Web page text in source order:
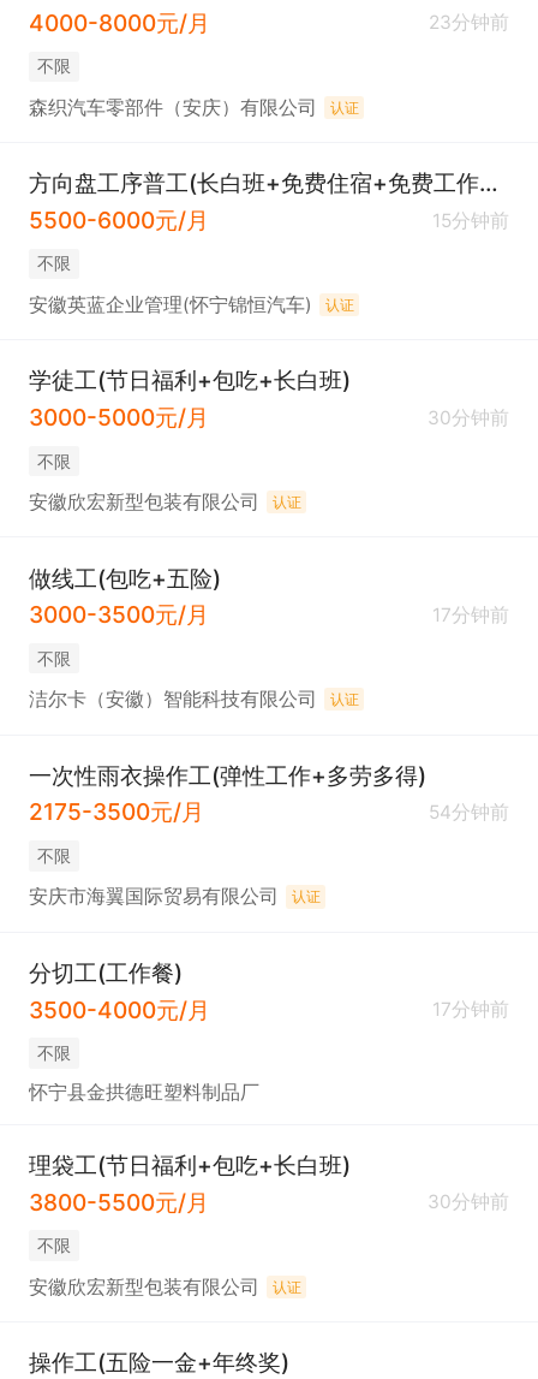
4000-8000元/月
23分钟前
不限
森织汽车零部件（安庆）有限公司 认证
方向盘工序普工(长白班+免费住宿+免费工作餐)
5500-6000元/月
15分钟前
不限
安徽英蓝企业管理(怀宁锦恒汽车) 认证
学徒工(节日福利+包吃+长白班)
3000-5000元/月
30分钟前
不限
安徽欣宏新型包装有限公司 认证
做线工(包吃+五险)
3000-3500元/月
17分钟前
不限
洁尔卡（安徽）智能科技有限公司 认证
一次性雨衣操作工(弹性工作+多劳多得)
2175-3500元/月
54分钟前
不限
安庆市海翼国际贸易有限公司 认证
分切工(工作餐)
3500-4000元/月
17分钟前
不限
怀宁县金拱德旺塑料制品厂
理袋工(节日福利+包吃+长白班)
3800-5500元/月
30分钟前
不限
安徽欣宏新型包装有限公司 认证
操作工(五险一金+年终奖)